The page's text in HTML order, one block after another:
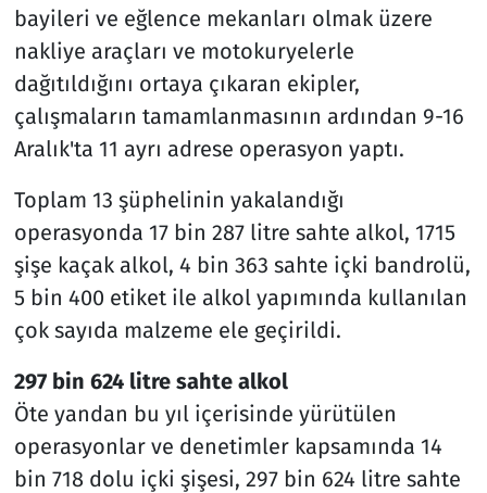
bayileri ve eğlence mekanları olmak üzere
nakliye araçları ve motokuryelerle
dağıtıldığını ortaya çıkaran ekipler,
çalışmaların tamamlanmasının ardından 9-16
Aralık'ta 11 ayrı adrese operasyon yaptı.
Toplam 13 şüphelinin yakalandığı
operasyonda 17 bin 287 litre sahte alkol, 1715
şişe kaçak alkol, 4 bin 363 sahte içki bandrolü,
5 bin 400 etiket ile alkol yapımında kullanılan
çok sayıda malzeme ele geçirildi.
297 bin 624 litre sahte alkol
Öte yandan bu yıl içerisinde yürütülen
operasyonlar ve denetimler kapsamında 14
bin 718 dolu içki şişesi, 297 bin 624 litre sahte